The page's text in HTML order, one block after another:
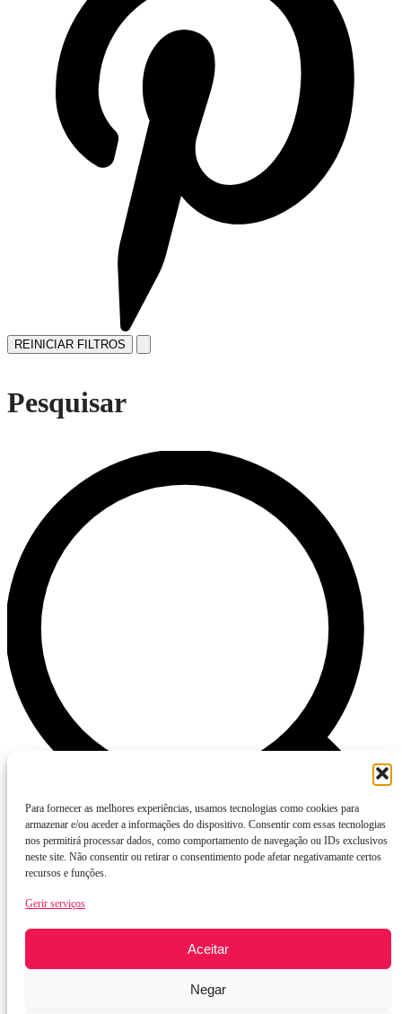
Para fornecer as melhores experiências, usamos tecnologias como cookies para
armazenar e/ou aceder a informações do dispositivo. Consentir com essas tecnologias
nos permitirá processar dados, como comportamento de navegação ou IDs exclusivos
neste site. Não consentir ou retirar o consentimento pode afetar negativamante certos
recursos e funções.
Gerir serviços
Aceitar
Negar
REINICIAR FILTROS
Pesquisar
Cores
Categorias